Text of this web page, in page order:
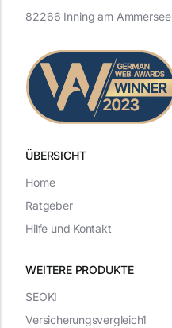
ÜBERSICHT
WEITERE PRODUKTE
82266 Inning am Ammersee
SEOKI
Versicherungsvergleich1
Home
Ratgeber
Hilfe und Kontakt